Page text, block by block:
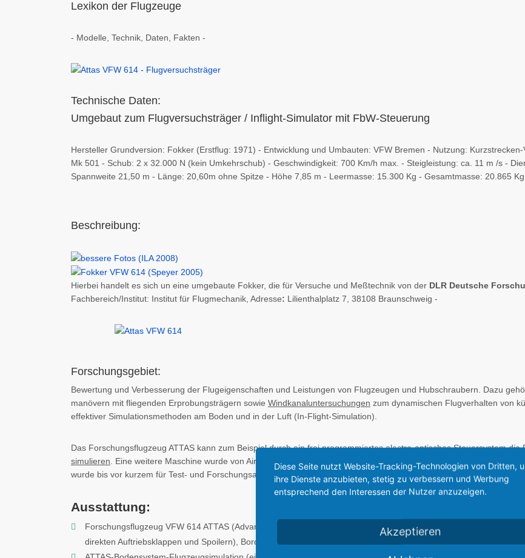
Lexikon der Flugzeuge
- Modelle, Technik, Daten, Fakten -
Technische Daten:
Umgebaut zum Flugversuchsträger / Inflight-Simulator mit FbW-Steuerung
Hersteller Grundversion: Fokker (Erstflug: 1971) - Entwicklung und Umbauten: VFW Bremen - Nutzung:
Mk 501 - Schub: 2 x 32.000 N (kein Umkehrschub) - Geschwindigkeit: 700 Km/h max. - Steigleistung: ca. 11 m /s -
Spannweite 21,50 m - Länge: 20,60m ohne Spitze - Höhe 7,85 m - Leermasse: 15.300 Kg - Gesamtmasse: 20.865
Beschreibung:
Hierbei handelt es sich un eine umgebaute Fokker, die für Versuche und Meßtechnik von der DLR Deutsche
Fachbereich/Institut: Institut für Flugmechanik, Adresse: Lilienthalplatz 7, 38108 Braunschweig -
Forschungsgebiet:
Bewertung und Verbesserung der Flugeigenschaften und Leistungen von Flugzeugen und Hubschraubern. Dazu
manövern mit fliegenden Erprobungsträgern sowie Windkanaluntersuchungen zum dynamischen Flugverhalten von
effektiver Simulationsmethoden am Boden und in der Luft (In-Flight-Simulation).
Das Forschungsflugzeug ATTAS kann zum Beispiel durch ein frei programmiertes electro-optisches Steuersystem die
simulieren . Eine weitere Maschine wurde von Airbus zu ähnlichen Zwecken umgebaut - die VFW-Fokker 614 ATD -
wurde bis vor kurzem für Test- und Forschungsaufgaben von Airbus Industries genutzt.
Ausstattung:
Forschungsflugzeug VFW 614 ATTAS (Advanced Technologies Transport Aircraft System), ausgerüstet mit
direkten Auftriebsklappen und Spoilern), Bordrechnersystem, Steuerkraftsimulation, Meß- und Telemetrieanlage
Diese Seite nutzt Website-Tracking-Technologien von Dritten,
ihre Dienste anzubieten, stetig zu verbessern und Werbung
entsprechend den Interessen der Nutzer anzuzeigen.
Akzeptieren